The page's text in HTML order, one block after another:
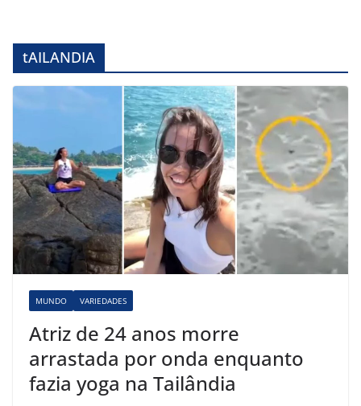
tAILANDIA
MUNDO VARIEDADES
Atriz de 24 anos morre
arrastada por onda enquanto
fazia yoga na Tailândia